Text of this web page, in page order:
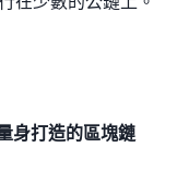
身打造的區塊鏈